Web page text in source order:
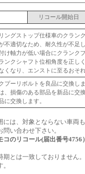
リコール開始日
ングストップ仕様車のクラン
不適切なため、耐久性が不足
け軸力が低い場合にクランク
ンクシャフト位相角度を正し
くなり、エンストに至るおそ
プーリボルトを良品に交換し
、損傷のある部品を新品に交
に交換します。
には、対象とならない車両
い合わせ下さい。
コのリコール(届出番号4756
期とは一致しておりません。